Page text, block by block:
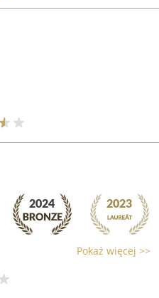
Pokaż więcej >>